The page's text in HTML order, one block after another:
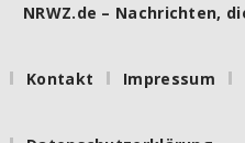
NRWZ.de – Nachrichten,
Kontakt Impressum